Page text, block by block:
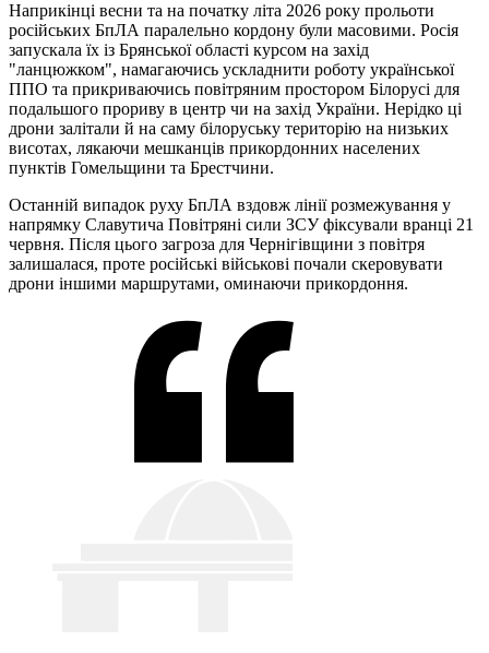
Наприкінці весни та на початку літа 2026 року прольоти
російських БпЛА паралельно кордону були масовими. Росія
запускала їх із Брянської області курсом на захід
"ланцюжком", намагаючись ускладнити роботу української
ППО та прикриваючись повітряним простором Білорусі для
подальшого прориву в центр чи на захід України. Нерідко ці
дрони залітали й на саму білоруську територію на низьких
висотах, лякаючи мешканців прикордонних населених
пунктів Гомельщини та Брестчини.
Останній випадок руху БпЛА вздовж лінії розмежування у
напрямку Славутича Повітряні сили ЗСУ фіксували вранці 21
червня. Після цього загроза для Чернігівщини з повітря
залишалася, проте російські військові почали скеровувати
дрони іншими маршрутами, оминаючи прикордоння.